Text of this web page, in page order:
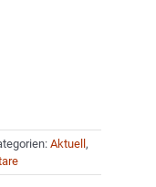
Aktuell ,